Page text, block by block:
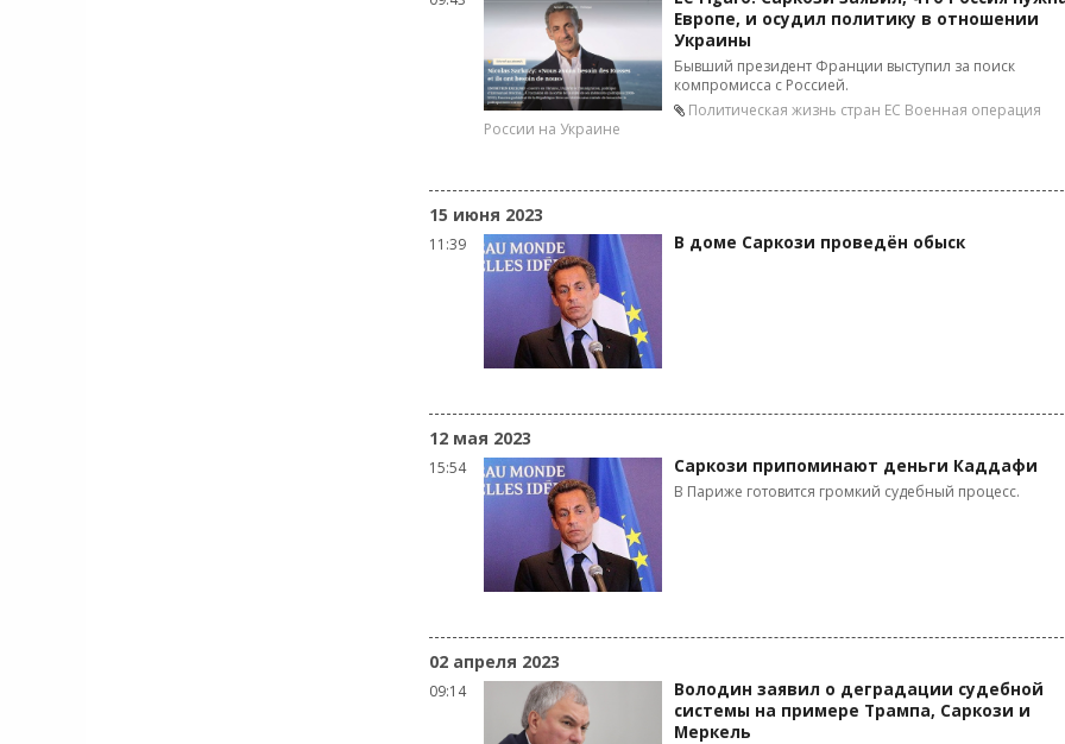
Европе, и осудил политику в отношении
Украины
Бывший президент Франции выступил за поиск
компромисса с Россией.
Политическая жизнь стран ЕС Военная операция
России на Украине
15 июня 2023
11:39 В доме Саркози проведён обыск
12 мая 2023
15:54 Саркози припоминают деньги Каддафи
В Париже готовится громкий судебный процесс.
02 апреля 2023
09:14
Володин заявил о деградации судебной
системы на примере Трампа, Саркози и
Меркель